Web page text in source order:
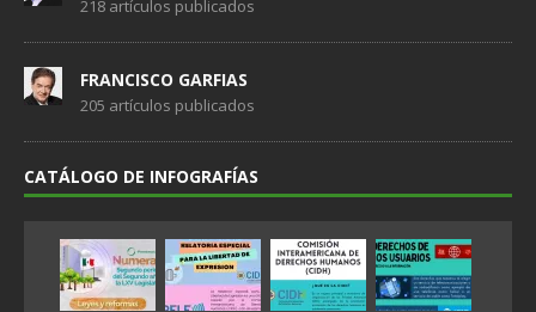
218 artículos publicados
FRANCISCO GARFIAS
205 artículos publicados
CATÁLOGO DE INFOGRAFÍAS